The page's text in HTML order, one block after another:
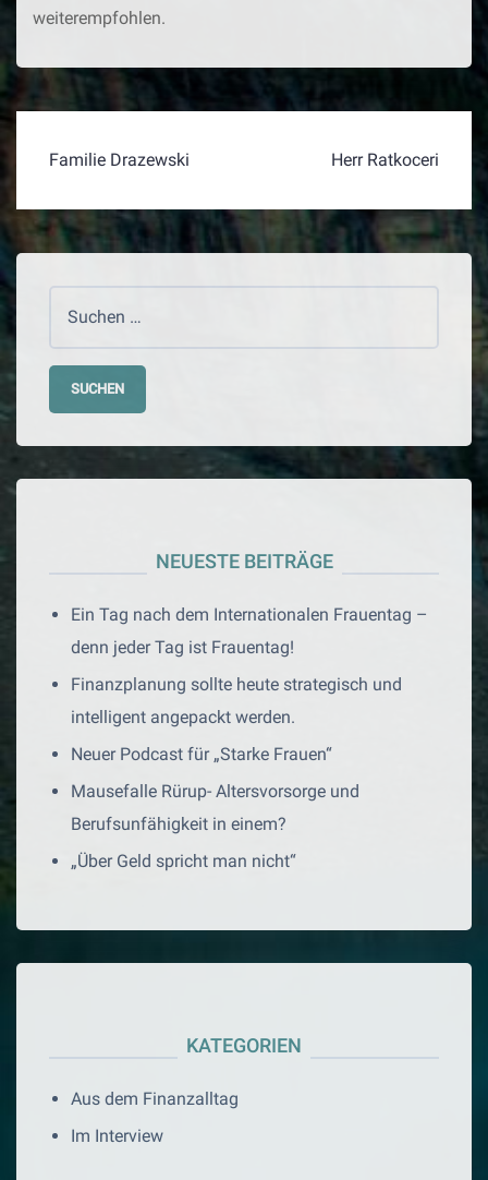
weiterempfohlen.
BEITRAGSNAVIGATION
Familie Drazewski Herr Ratkoceri
NEUESTE BEITRÄGE
Ein Tag nach dem Internationalen Frauentag –
denn jeder Tag ist Frauentag!
Finanzplanung sollte heute strategisch und
intelligent angepackt werden.
Neuer Podcast für „Starke Frauen“
Mausefalle Rürup- Altersvorsorge und
Berufsunfähigkeit in einem?
„Über Geld spricht man nicht“
KATEGORIEN
Aus dem Finanzalltag
Im Interview